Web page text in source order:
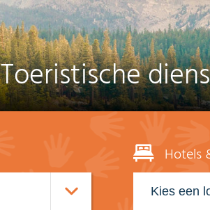
Toeristische
Hotels